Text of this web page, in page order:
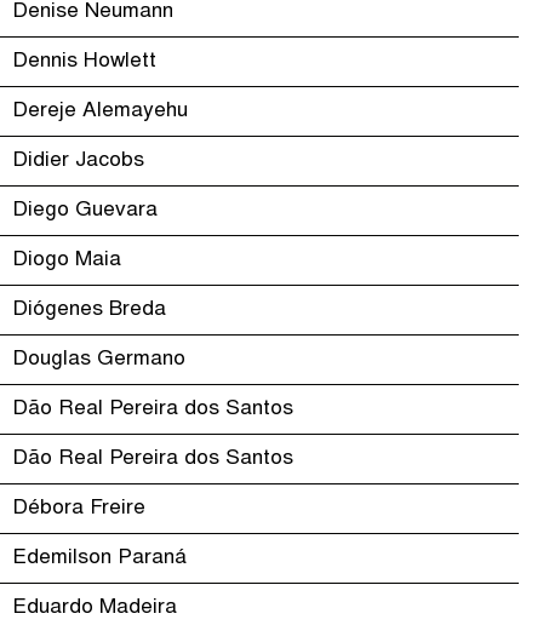
Denise Neumann
Dennis Howlett
Dereje Alemayehu
Didier Jacobs
Diego Guevara
Diogo Maia
Diógenes Breda
Douglas Germano
Dão Real Pereira dos Santos
Dão Real Pereira dos Santos
Débora Freire
Edemilson Paraná
Eduardo Madeira